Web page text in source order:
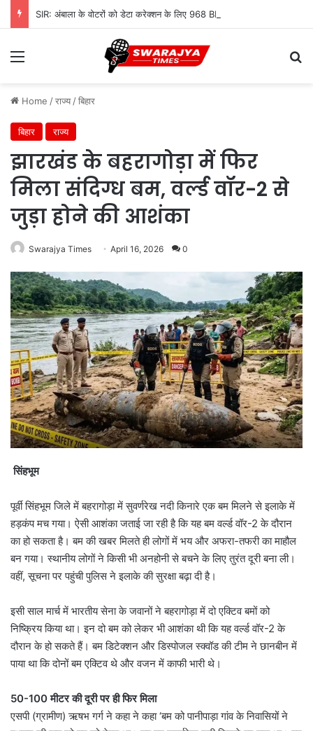
Menu
Home /राज्य /बिहार
बिहार राज्य
झारखंड के बहरागोड़ा में फिर
मिला संदिग्ध बम, वर्ल्ड वॉर-2 से
जुड़ा होने की आशंका
Swarajya Times April 16, 2026 0
सिंहभूम
पूर्वी सिंहभूम जिले में बहरागोड़ा में सुवर्णरेख नदी किनारे एक बम मिलने से इलाके में
हड़कंप मच गया। ऐसी आशंका जताई जा रही है कि यह बम वर्ल्ड वॉर-2 के दौरान
का हो सकता है। बम की खबर मिलते ही लोगों में भय और अफरा-तफरी का माहौल
बन गया। स्थानीय लोगों ने किसी भी अनहोनी से बचने के लिए तुरंत दूरी बना ली।
वहीं, सूचना पर पहुंची पुलिस ने इलाके की सुरक्षा बढ़ा दी है।
इसी साल मार्च में भारतीय सेना के जवानों ने बहरागोड़ा में दो एक्टिव बमों को
निष्क्रिय किया था। इन दो बम को लेकर भी आशंका थी कि यह वर्ल्ड वॉर-2 के
दौरान के हो सकते हैं। बम डिटेक्शन और डिस्पोजल स्क्वॉड की टीम ने छानबीन में
पाया था कि दोनों बम एक्टिव थे और वजन में काफी भारी थे।
50-100 मीटर की दूरी पर ही फिर मिला
एसपी (ग्रामीण) ऋषभ गर्ग ने कहा ने कहा ‘बम को पानीपाड़ा गांव के निवासियों ने